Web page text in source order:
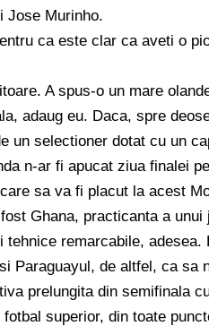
Jose Murinho.
ca este clar ca aveti o
A spus-o un mare
adaug eu. Daca, spre
un selectioner dotat cu un
n-ar fi apucat ziua finalei
sa va fi placut la acest
Ghana, practicanta a
tehnice remarcabile,
Paraguayul, de altfel, ca sa
prelungita din semifinala
superior, din toate